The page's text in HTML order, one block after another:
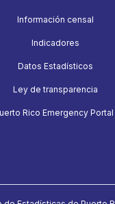
Información censal
Indicadores
Datos Estadísticos
Ley de transparencia
Rico Emergency